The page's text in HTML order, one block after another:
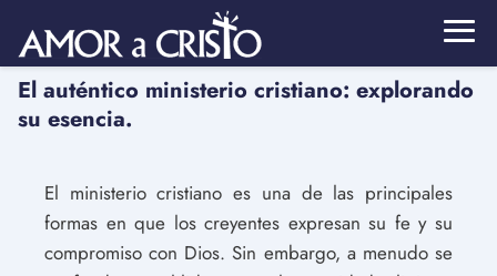
El auténtico ministerio cristiano: explorando
su esencia.
El ministerio cristiano es una de las principales
formas en que los creyentes expresan su fe y su
compromiso con Dios. Sin embargo, a menudo se